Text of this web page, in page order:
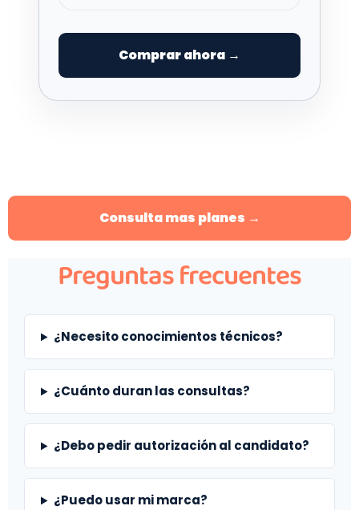
Comprar ahora →
Consulta mas planes →
Preguntas frecuentes
¿Necesito conocimientos técnicos?
¿Cuánto duran las consultas?
¿Debo pedir autorización al candidato?
¿Puedo usar mi marca?